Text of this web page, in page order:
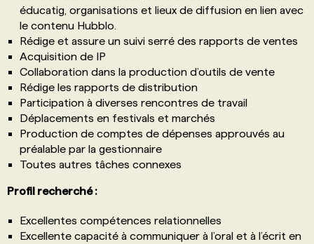
éducatig, organisations et lieux de diffusion en lien avec
le contenu Hubblo.
Rédige et assure un suivi serré des rapports de ventes
Acquisition de IP
Collaboration dans la production d’outils de vente
Rédige les rapports de distribution
Participation à diverses rencontres de travail
Déplacements en festivals et marchés
Production de comptes de dépenses approuvés au
préalable par la gestionnaire
Toutes autres tâches connexes
Profil recherché :
Excellentes compétences relationnelles
Excellente capacité à communiquer à l’oral et à l’écrit en